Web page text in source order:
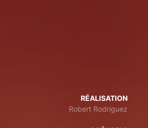
RÉALISATION
Robert Rodriguez